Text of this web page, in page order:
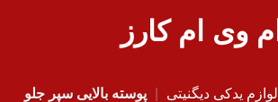
ام وی ام کارز
لوازم یدکی دیگنیتی
پوسته بالایی سپر جلو